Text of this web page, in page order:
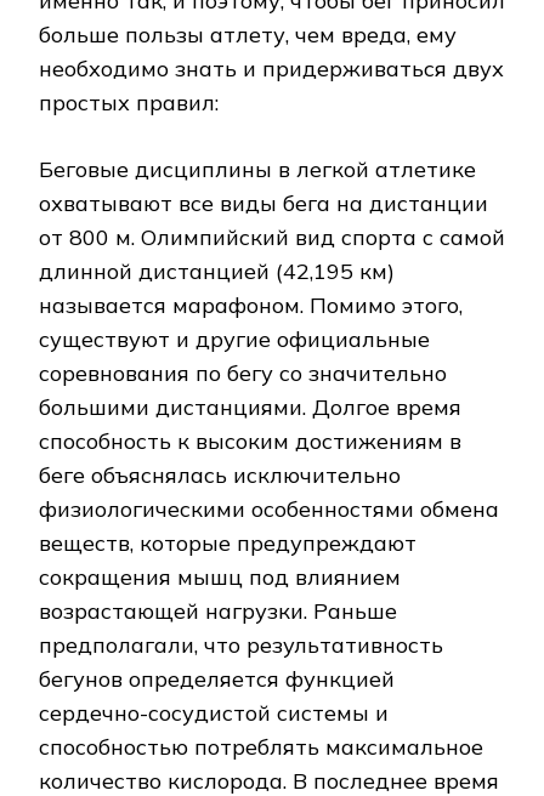
больше пользы атлету, чем вреда, ему
необходимо знать и придерживаться двух
простых правил:
Беговые дисциплины в легкой атлетике
охватывают все виды бега на дистанции
от 800 м. Олимпийский вид спорта с самой
длинной дистанцией (42,195 км)
называется марафоном. Помимо этого,
существуют и другие официальные
соревнования по бегу со значительно
большими дистанциями. Долгое время
способность к высоким достижениям в
беге объяснялась исключительно
физиологическими особенностями обмена
веществ, которые предупреждают
сокращения мышц под влиянием
возрастающей нагрузки. Раньше
предполагали, что результативность
бегунов определяется функцией
сердечно-сосудистой системы и
способностью потреблять максимальное
количество кислорода. В последнее время